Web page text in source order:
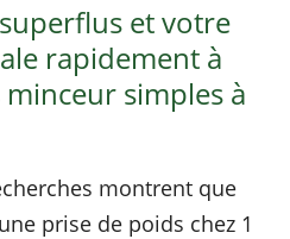
et votre
rapidement à
minceur simples à
montrent que
prise de poids chez 1